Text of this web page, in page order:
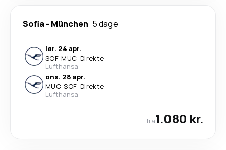
Sofia- München 5 dage
lør. 24 apr.
SOF-MUC· Direkte
Lufthansa
ons. 28 apr.
MUC-SOF· Direkte
Lufthansa
fra1.080 kr.